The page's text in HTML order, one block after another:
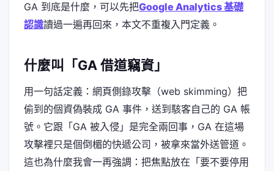
GA 到底是什麼，可以先把Google Analytics 基礎
認識讀過一遍再回來，本文不重複入門定義。
什麼叫「GA 借道竊資」
用一句話定義：網頁側錄攻擊（web skimming）把
偷到的個資偽裝成 GA 事件，送到駭客自己的 GA 帳
號。它跟「GA 被入侵」是完全兩回事，GA 在這場
攻擊裡只是個倒楣的快遞公司，被拿來當外送管道。
這也為什麼我會一再強調：把焦點放在「要不要停用